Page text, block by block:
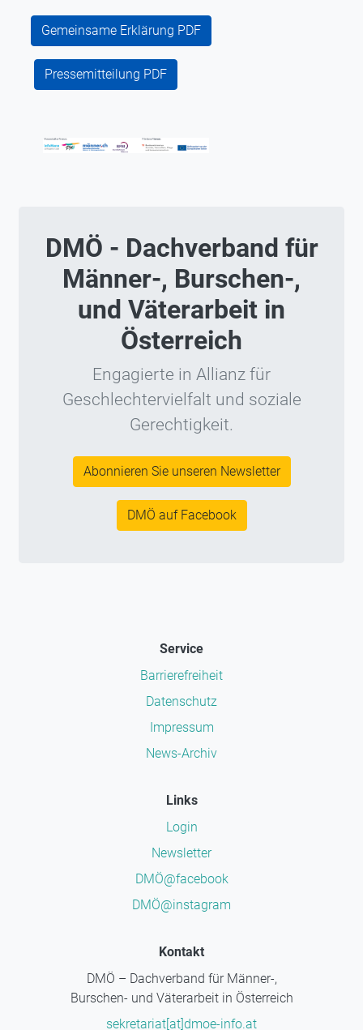
Gemeinsame Erklärung PDF
Pressemitteilung PDF
DMÖ - Dachverband für
Männer-, Burschen-,
und Väterarbeit in
Österreich
Engagierte in Allianz für
Geschlechtervielfalt und soziale
Gerechtigkeit.
Abonnieren Sie unseren Newsletter
DMÖ auf Facebook
Service
Barrierefreiheit
Datenschutz
Impressum
News-Archiv
Links
Login
Newsletter
DMÖ@facebook
DMÖ@instagram
Kontakt
DMÖ – Dachverband für Männer-,
Burschen- und Väterarbeit in Österreich
sekretariat[at]dmoe-info.at